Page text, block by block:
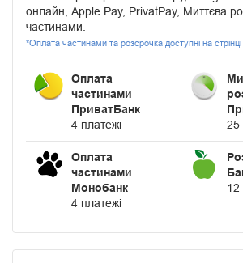
онлайн, Apple Pay, PrivatPay, Миттєва
частинами.
*Оплата частинами та розсрочка доступні на
Оплата
частинами
ПриватБанк
4 платежі
25
Оплата
частинами
Монобанк
4 платежі
12